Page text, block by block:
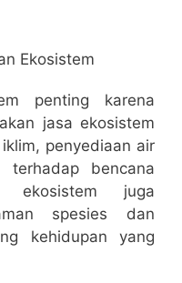
Ekosistem
penting karena
jasa ekosistem
penyediaan air
terhadap bencana
ekosistem juga
spesies dan
kehidupan yang